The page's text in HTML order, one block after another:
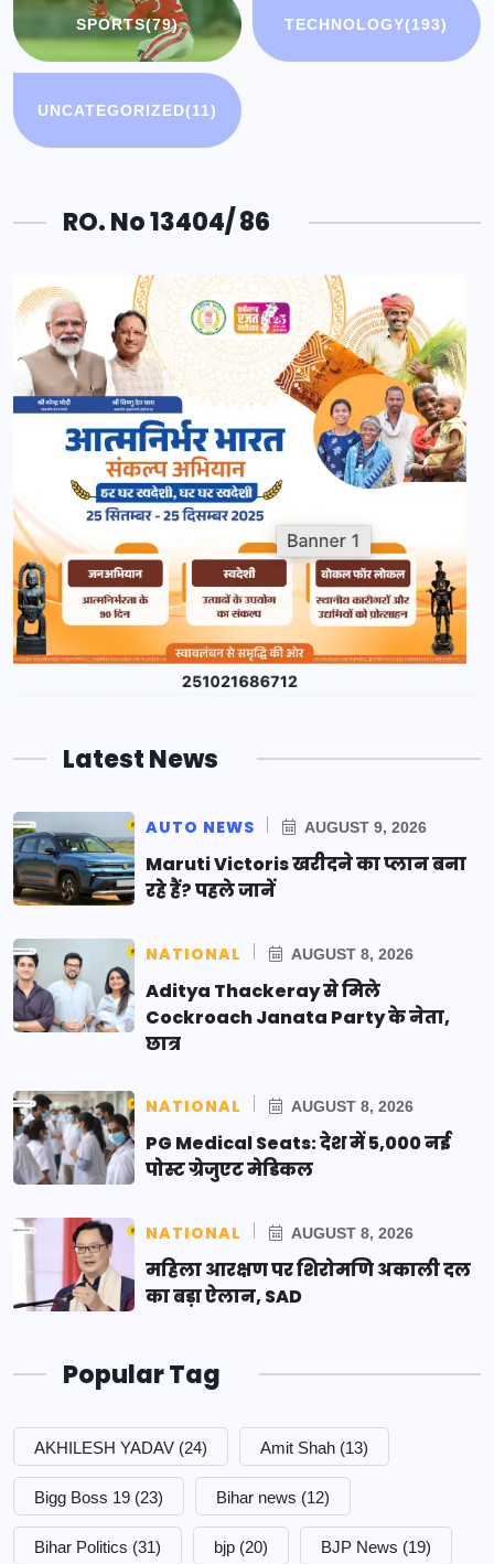
SPORTS(79) TECHNOLOGY(193)
UNCATEGORIZED(11)
RO. No 13404/ 86
Latest News
AUTO NEWS AUGUST 9, 2026
Maruti Victoris खरीदने का प्लान बना
रहे हैं? पहले जानें
NATIONAL AUGUST 8, 2026
Aditya Thackeray से मिले
Cockroach Janata Party के नेता,
छात्र
NATIONAL AUGUST 8, 2026
PG Medical Seats: देश में 5,000 नई
पोस्ट ग्रेजुएट मेडिकल
NATIONAL AUGUST 8, 2026
महिला आरक्षण पर शिरोमणि अकाली दल
का बड़ा ऐलान, SAD
Popular Tag
AKHILESH YADAV (24) Amit Shah (13)
Bigg Boss 19 (23) Bihar news (12)
Bihar Politics (31) bjp (20) BJP News (19)